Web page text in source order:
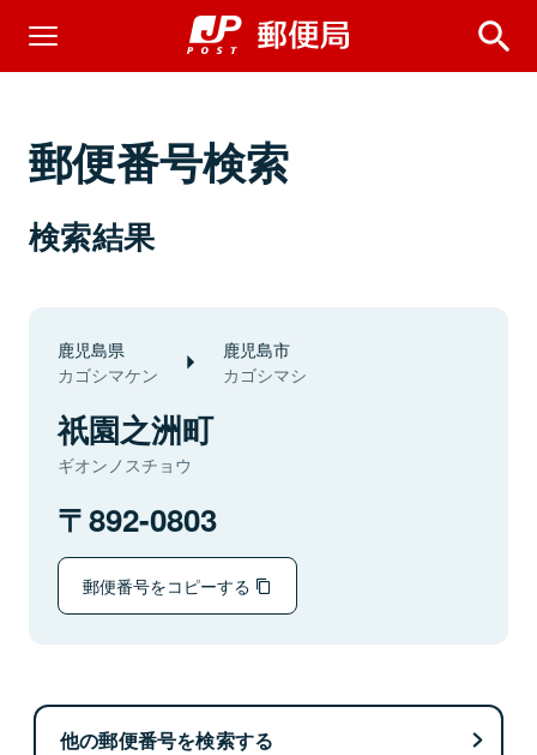
郵便番号検索
検索結果
鹿児島県
カゴシマケン
鹿児島市
カゴシマシ
祇園之洲町
ギオンノスチョウ
892-0803
郵便番号をコピーする
他の郵便番号を検索する